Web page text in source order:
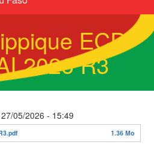
ECD
2026 R3
05/2026 - 15:49
1.36 Mo